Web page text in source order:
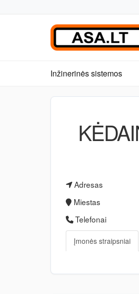
Inžinerinės sistemos
Adresas
Miestas
Telefonai
Įmonės straipsniai